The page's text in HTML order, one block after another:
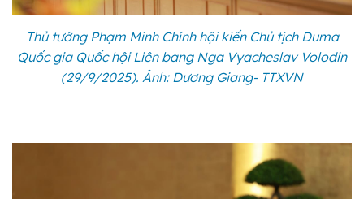
Thủ tướng Phạm Minh Chính hội kiến Chủ tịch Duma
Quốc gia Quốc hội Liên bang Nga Vyacheslav Volodin
(29/9/2025). Ảnh: Dương Giang- TTXVN